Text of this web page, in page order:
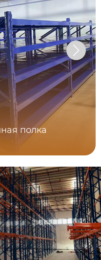
полка